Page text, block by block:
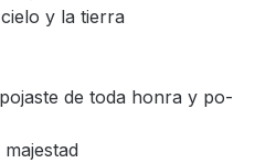
y la tierra
de toda honra y po-